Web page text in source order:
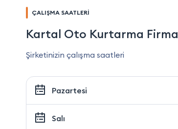
ÇALIŞMA SAATLERİ
Kartal Oto Kurtarma Firma
Şirketinizin çalışma saatleri
Pazartesi
Salı